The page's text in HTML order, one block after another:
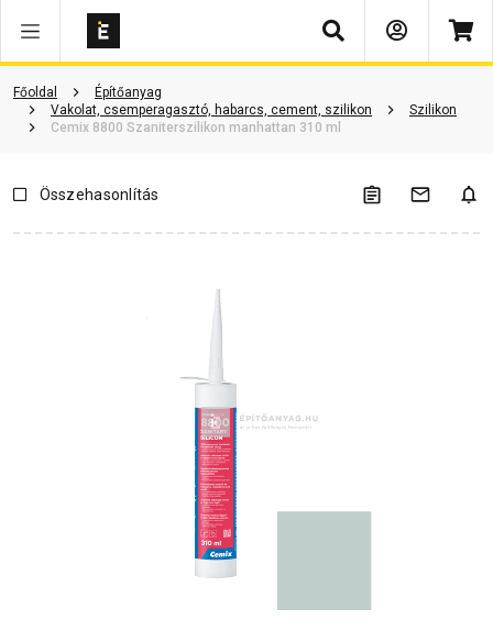
Keresés
Főoldal
Építőanyag
Vakolat, csemperagasztó, habarcs, cement, szilikon
Szilikon
Cemix 8800 Szaniterszilikon manhattan 310 ml
Dokumentumok Kérdések és válaszok
Összehasonlítás